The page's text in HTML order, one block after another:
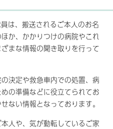
は、搬送されるご本人のお名
か、かかりつけの病院やこれ
まな情報の聞き取りを行って
決定や救急車内での処置、病
の準備などに役立てられてお
ない情報となっております。
人や、気が動転しているご家